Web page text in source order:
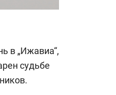
в „Ижавиа“,
судьбе